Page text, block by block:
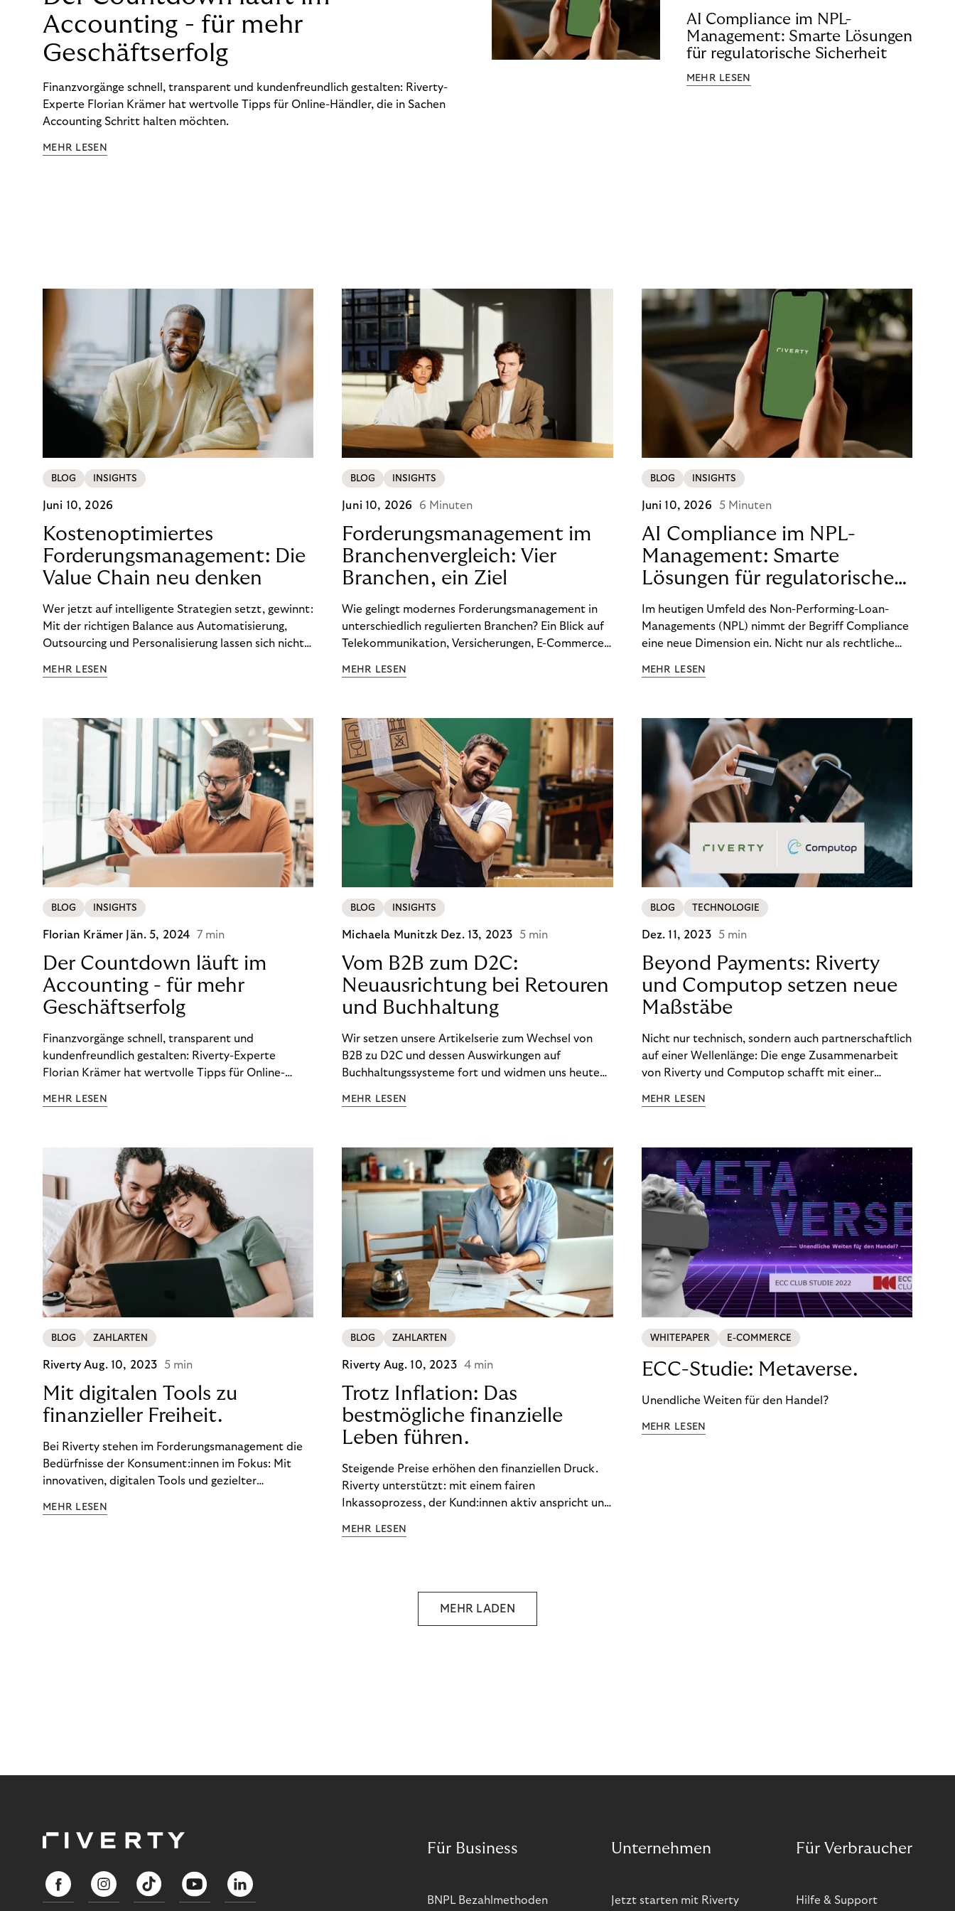
Accounting - für mehr
Geschäftserfolg
Finanzvorgänge schnell, transparent und kundenfreundlich gestalten: Riverty-
Experte Florian Krämer hat wertvolle Tipps für Online-Händler, die in Sachen
Accounting Schritt halten möchten.
MEHR LESEN
AI Compliance im NPL-
Management: Smarte Lösungen
für regulatorische Sicherheit
MEHR LESEN
BLOG INSIGHTS
Juni 10, 2026
Kostenoptimiertes
Forderungsmanagement: Die
Value Chain neu denken
Wer jetzt auf intelligente Strategien setzt, gewinnt:
Mit der richtigen Balance aus Automatisierung,
Outsourcing und Personalisierung lassen sich nicht
Ergebnisse sichern. Riverty zeigt, wie Recovery-
MEHR LESEN
BLOG INSIGHTS
Juni 10, 2026 6 Minuten
Forderungsmanagement im
Branchenvergleich: Vier
Branchen, ein Ziel
Wie gelingt modernes Forderungsmanagement in
unterschiedlich regulierten Branchen? Ein Blick auf
Telekommunikation, Versicherungen, E-Commerce
wirksam reduzieren will, braucht keine
MEHR LESEN
BLOG INSIGHTS
Juni 10, 2026 5 Minuten
AI Compliance im NPL-
Management: Smarte
Lösungen für regulatorische
Sicherheit
Im heutigen Umfeld des Non-Performing-Loan-
Managements (NPL) nimmt der Begriff Compliance
eine neue Dimension ein. Nicht nur als rechtliche
Wettbewerbsvorteil. In einem Umfeld steigender
(DSGVO) – geraten viele Unternehmen an die
Grenzen traditioneller Compliance-Mechanismen.
MEHR LESEN
BLOG INSIGHTS
Florian Krämer Jän. 5, 2024 7 min
Der Countdown läuft im
Accounting - für mehr
Geschäftserfolg
Finanzvorgänge schnell, transparent und
kundenfreundlich gestalten: Riverty-Experte
Florian Krämer hat wertvolle Tipps für Online-
möchten.
MEHR LESEN
BLOG INSIGHTS
Michaela Munitzk Dez. 13, 2023 5 min
Vom B2B zum D2C:
Neuausrichtung bei Retouren
und Buchhaltung
Wir setzen unsere Artikelserie zum Wechsel von
B2B zu D2C und dessen Auswirkungen auf
Buchhaltungssysteme fort und widmen uns heute
im D2C-Bereich.
MEHR LESEN
BLOG TECHNOLOGIE
Dez. 11, 2023 5 min
Beyond Payments: Riverty
und Computop setzen neue
Maßstäbe
Nicht nur technisch, sondern auch partnerschaftlich
auf einer Wellenlänge: Die enge Zusammenarbeit
von Riverty und Computop schafft mit einer
Zahlungsabwicklung echte Mehrwerte für Händler.
MEHR LESEN
BLOG ZAHLARTEN
RivertyAug. 10, 2023 5 min
Mit digitalen Tools zu
finanzieller Freiheit.
Bei Riverty stehen im Forderungsmanagement die
Bedürfnisse der Konsument:innen im Fokus: Mit
innovativen, digitalen Tools und gezielter
ein Leben in finanzieller Freiheit zu führen. So
MEHR LESEN
BLOG ZAHLARTEN
Riverty Aug. 10, 2023 4 min
Trotz Inflation: Das
bestmögliche finanzielle
Leben führen.
Steigende Preise erhöhen den finanziellen Druck.
Riverty unterstützt: mit einem fairen
Inkassoprozess, der Kund:innen aktiv anspricht und
Finanzbildung ermöglicht. So bleiben Menschen
MEHR LESEN
WHITEPAPER E-COMMERCE
ECC-Studie: Metaverse.
Unendliche Weiten für den Handel?
MEHR LESEN
MEHR LADEN
Für Business
BNPL Bezahlmethoden
Unternehmen
Jetzt starten mit Riverty
Für Verbraucher
Hilfe & Support